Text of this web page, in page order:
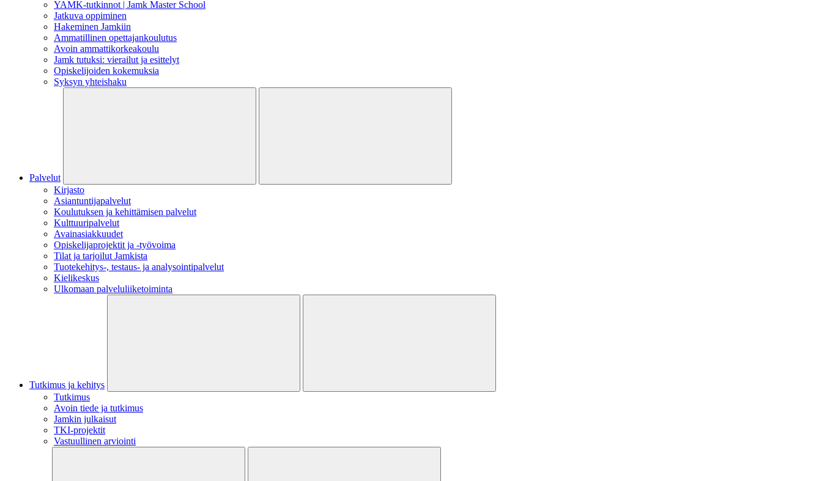
YAMK-tutkinnot | Jamk Master School
Jatkuva oppiminen
Hakeminen Jamkiin
Ammatillinen opettajankoulutus
Avoin ammattikorkeakoulu
Jamk tutuksi: vierailut ja esittelyt
Opiskelijoiden kokemuksia
Syksyn yhteishaku
Palvelut
Kirjasto
Asiantuntijapalvelut
Koulutuksen ja kehittämisen palvelut
Kulttuuripalvelut
Avainasiakkuudet
Opiskelijaprojektit​ ja -työvoima
Tilat ja tarjoilut Jamkista
Tuotekehitys-, testaus- ja analysointipalvelut
Kielikeskus
Ulkomaan palveluliiketoiminta
Tutkimus ja kehitys
Tutkimus
Avoin tiede ja tutkimus
Jamkin julkaisut
TKI-projektit
Vastuullinen arviointi